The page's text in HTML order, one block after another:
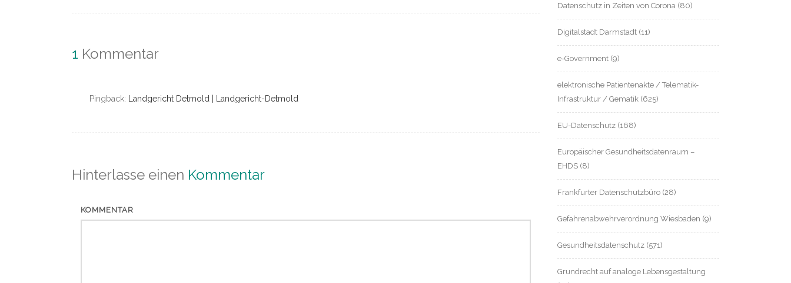
1 Kommentar
Pingback: Landgericht Detmold | Landgericht-Detmold
Hinterlasse einen Kommentar
KOMMENTAR
Datenschutz in Zeiten von Corona (80)
Digitalstadt Darmstadt (11)
e-Government (9)
elektronische Patientenakte / Telematik-
Infrastruktur / Gematik (625)
EU-Datenschutz (168)
Europäischer Gesundheitsdatenraum –
EHDS (8)
Frankfurter Datenschutzbüro (28)
Gefahrenabwehrverordnung Wiesbaden (9)
Gesundheitsdatenschutz (571)
Grundrecht auf analoge Lebensgestaltung